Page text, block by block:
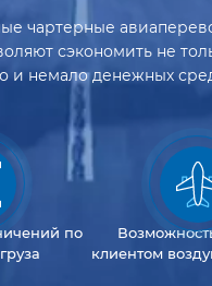
чартерные
сэкономить не
и немало денежных
по
клиентом